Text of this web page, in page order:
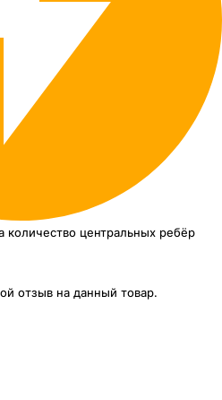
количество центральных ребёр
отзыв на данный товар.